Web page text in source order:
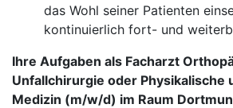
das Wohl seiner Patienten
kontinuierlich fort- und
Ihre Aufgaben als Facharzt
Unfallchirurgie oder Physikalische
Medizin (m/w/d) im Raum